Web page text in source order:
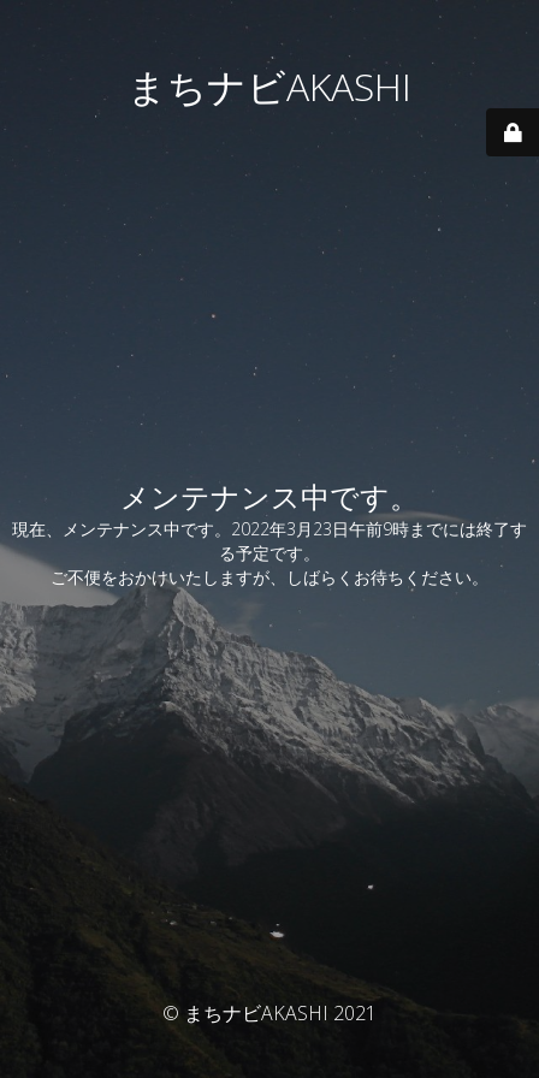
まちナビAKASHI
メンテナンス中です。
現在、メンテナンス中です。2022年3月23日午前9時までには終了す
る予定です。
ご不便をおかけいたしますが、しばらくお待ちください。
© まちナビAKASHI 2021